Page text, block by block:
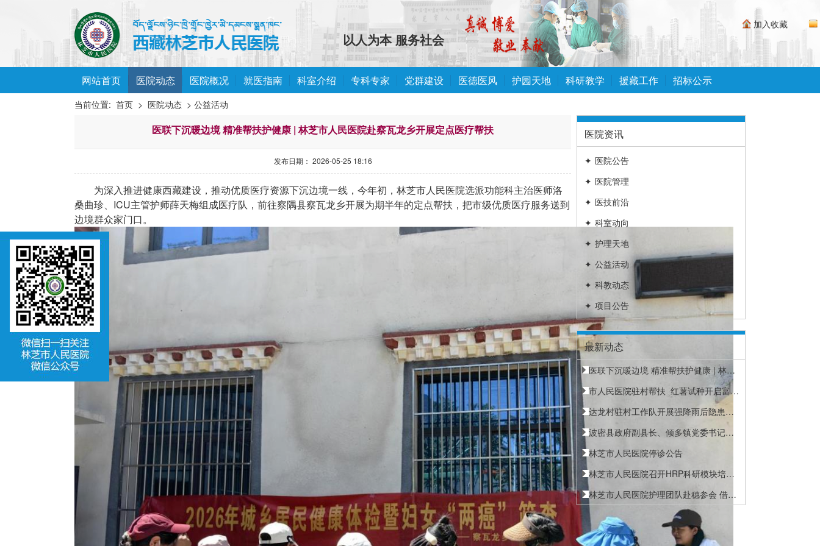
以人为本 服务社会
加入收藏
网站首页 医院动态 医院概况 就医指南 科室介绍 专科专家 党群建设 医德医风 护园天地 科研教学 援藏工作 招标公示
当前位置: 首页 > 医院动态 > 公益活动
医联下沉暖边境 精准帮扶护健康 | 林芝市人民医院赴察瓦龙乡开展定点医疗帮扶
发布日期： 2026-05-25 18:16
为深入推进健康西藏建设，推动优质医疗资源下沉边境一线，今年初，林芝市人民医院选派功能科主治医师洛
桑曲珍、ICU主管护师薛天梅组成医疗队，前往察隅县察瓦龙乡开展为期半年的定点帮扶，把市级优质医疗服务送到
边境群众家门口。
医院资讯
✦ 医院公告
✦ 医院管理
✦ 医技前沿
✦ 科室动向
✦ 护理天地
✦ 公益活动
✦ 科教动态
✦ 项目公告
最新动态
医联下沉暖边境 精准帮扶护健康 | 林芝...
市人民医院驻村帮扶 红薯试种开启富民...
达龙村驻村工作队开展强降雨后隐患排查...
波密县政府副县长、倾多镇党委书记孙海...
林芝市人民医院停诊公告
林芝市人民医院召开HRP科研模块培训暨...
林芝市人民医院护理团队赴穗参会 借力...